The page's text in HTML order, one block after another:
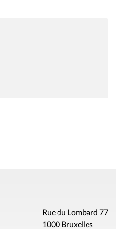
Rue du Lombard 77
1000 Bruxelles